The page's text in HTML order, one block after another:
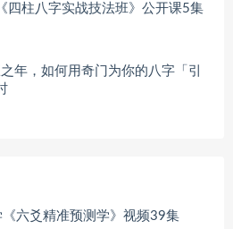
四柱八字实战技法班》公开课5集
年，如何用奇门为你的八字「引
《六爻精准预测学》视频39集